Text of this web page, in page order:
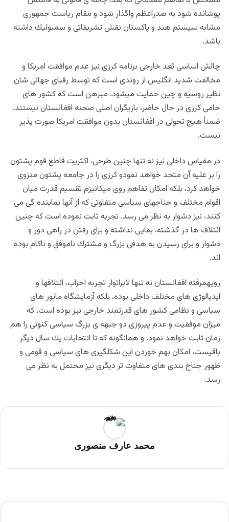
پوشانده شود به صدراعظم واگذار شود و مقام رياست جمهورى
مشابه سيستم هند و پاكستان نقش تشريفاتى و سمبوليك داشته
باشد.
چالش اساسى بُعد خارجى برنامه كرزى نيز عدم موافقت امريكا و
مخالفت شديد انگليس از روندى است كه توسط رقباى جهانى شان
نظير روسيه و چين حمايت ميشود. مبرهن است كه كشور هاى
حامى كرزى در حال حاضر، بازيگران اصلى صحنه افغانستان نيستند.
ضمناً هيج تحولى در افغانستان بدون موافقت امريكا صورت پذير
نيست.
در مقياس داخلى نيز نه تنها چنين طرحى، اكثريت قاطع قوم پشتون
را بر عليه آن متحد خواهد نمودو كرزى را در جامعه پشتون منزوى
خواهد كرد، بلكه امكان تفاهم روى ميكانيزم تقسيم قدرت ميان
اقوام مختلف و جناحهاى سياسى متفاوتى كه از آنها نماينده گى مى
كنند، نيز دشوار به نظر مى رسد. تجربه ثابت نموده است كه چنين
ائتلاف ها در گذشته، بقايى نداشته و براى رفتن در راهى دور و
دشوار و براى رسيدن به هدفى بزرگ و مشترك ناموفق و ناكام بوده
اند.
رويهمرفته افغانستان نه تنها لابراتوار تجربه احزاب، ائتلافها و
ايديالوژى هاى مختلف داخلى بوده، بلكه آزمايشگاه مانور هاى
سياسى و نظامى كشور هاى قدرتمند خارجى نيز بوده است. كه
ميزان موفقيت و عدم پيروزى دو جبهه ى بزرگ سياسى كنونى را هم
زمان ثابت خواهد نمود. و همانگونه كه تا انتخابات يك سال ديگر
باقيست، امكان بهم خوردن اين شكلگيرى هاى سياسى و قومى و
ظهور جناح بندى هاى متفاوت تر ديگرى نيز محتمل به نظر مى
رسد.
محمد عارف منصوری